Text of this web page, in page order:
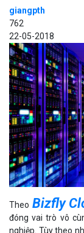
giangpth
762
22-05-2018
Theo Bizfly
đóng vai trò vô
nghiệp. Tùy theo